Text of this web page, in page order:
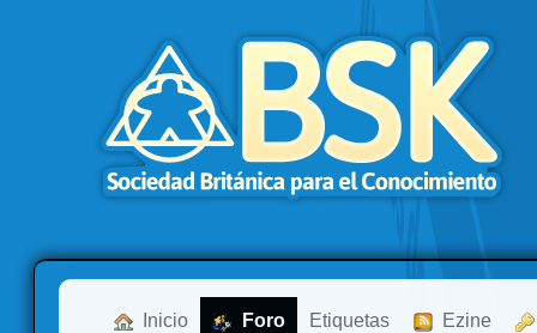
Inicio Foro Etiquetas Ezine